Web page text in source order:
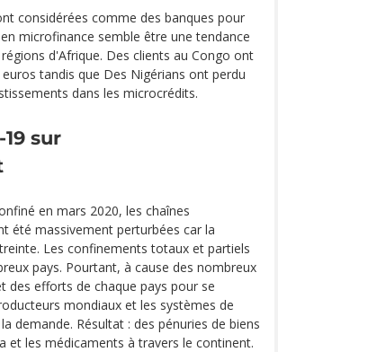
considérées comme des banques pour
microfinance semble être une tendance
d'Afrique. Des clients au Congo ont
tandis que Des Nigérians ont perdu
dans les microcrédits.
sur
en mars 2020, les chaînes
été massivement perturbées car la
Les confinements totaux et partiels
pays. Pourtant, à cause des nombreux
des efforts de chaque pays pour se
mondiaux et les systèmes de
demande. Résultat : des pénuries de biens
et les médicaments à travers le continent.